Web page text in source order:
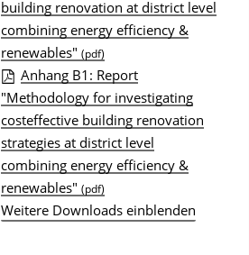
n
l
o
a
d
s
z
u
r
building renovation at district level
combining energy efficiency &
renewables" (pdf)
Anhang B1: Report
"Methodology for investigating
costeffective building renovation
strategies at district level
combining energy efficiency &
renewables" (pdf)
Weitere Downloads einblenden